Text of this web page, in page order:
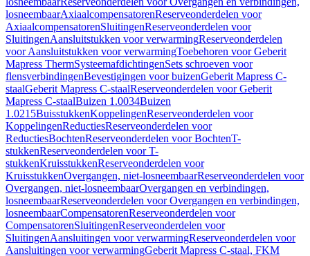
losneembaarAxiaalcompensatorenReserveonderdelen voor
AxiaalcompensatorenSluitingenReserveonderdelen voor
SluitingenAansluitstukken voor verwarmingReserveonderdelen
voor Aansluitstukken voor verwarmingToebehoren voor Geberit
Mapress ThermSysteemafdichtingenSets schroeven voor
flensverbindingenBevestigingen voor buizenGeberit Mapress C-
staalGeberit Mapress C-staalReserveonderdelen voor Geberit
Mapress C-staalBuizen 1.0034Buizen
1.0215BuisstukkenKoppelingenReserveonderdelen voor
KoppelingenReductiesReserveonderdelen voor
ReductiesBochtenReserveonderdelen voor BochtenT-
stukkenReserveonderdelen voor T-
stukkenKruisstukkenReserveonderdelen voor
KruisstukkenOvergangen, niet-losneembaarReserveonderdelen voor
Overgangen, niet-losneembaarOvergangen en verbindingen,
losneembaarReserveonderdelen voor Overgangen en verbindingen,
losneembaarCompensatorenReserveonderdelen voor
CompensatorenSluitingenReserveonderdelen voor
SluitingenAansluitingen voor verwarmingReserveonderdelen voor
Aansluitingen voor verwarmingGeberit Mapress C-staal, FKM